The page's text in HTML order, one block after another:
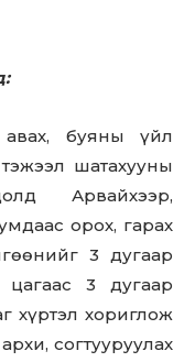
буяны үйл
шатахууны
Арвайхээр,
орох, гарах
3 дугаар
3 дугаар
хүртэл хориглож
согтууруулах